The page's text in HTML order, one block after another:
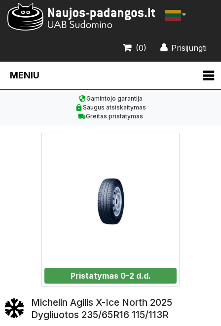
Prisijungti
(0)
MENIU
Gamintojo garantija
Saugus atsiskaitymas
Greitas pristatymas
Pristatymas 0-2 d.d.
Michelin Agilis X-Ice North 2025
Dygliuotos 235/65R16 115/113R